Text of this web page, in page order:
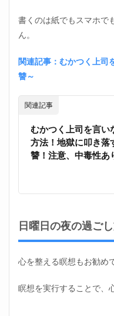
書くのは紙でもスマホで
ん。
関連記事：むかつく上司
讐～
関連記事
むかつく上司を言い
方法！地獄に叩き落
讐！注意、中毒性あ
日曜日の夜の過ご
心を整える瞑想もお勧め
瞑想を実行することで、